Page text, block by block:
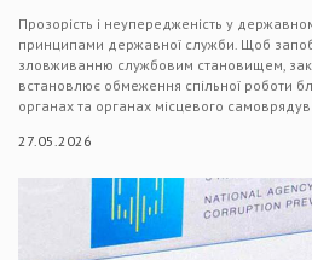
Прозорість і неупередженість у
принципами державної служби. Щоб
зловживанню службовим становищем,
встановлює обмеження спільної роботи
органах та органах місцевого
27.05.2026